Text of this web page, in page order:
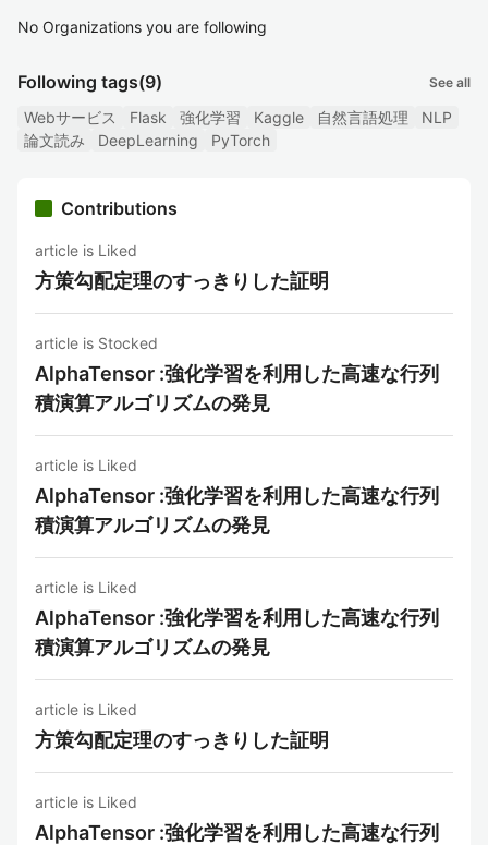
No Organizations you are following
Following tags(9) See all
Webサービス Flask 強化学習 Kaggle 自然言語処理
NLP
論文読み
DeepLearning PyTorch
Contributions
article is Liked
方策勾配定理のすっきりした証明
article is Stocked
AlphaTensor :強化学習を利用した高速な行列
積演算アルゴリズムの発見
article is Liked
AlphaTensor :強化学習を利用した高速な行列
積演算アルゴリズムの発見
article is Liked
AlphaTensor :強化学習を利用した高速な行列
積演算アルゴリズムの発見
article is Liked
方策勾配定理のすっきりした証明
article is Liked
AlphaTensor :強化学習を利用した高速な行列